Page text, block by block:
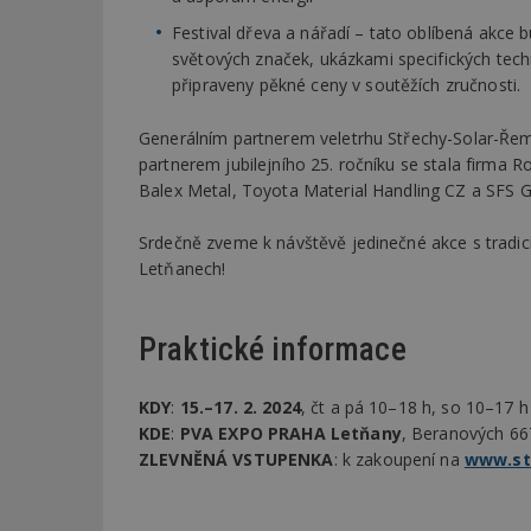
Festival dřeva a nářadí – tato oblíbená akce
světových značek, ukázkami specifických
připraveny pěkné ceny v soutěžích zručnosti.
Generálním partnerem veletrhu Střechy-Solar-
partnerem jubilejního 25. ročníku se stala firma
Balex Metal, Toyota Material Handling CZ a SFS
Srdečně zveme k návštěvě jedinečné akce s
Letňanech!
Praktické informace
KDY: 15.–17. 2. 2024, čt a pá 10–18 h, so 10–17 h
KDE: PVA EXPO PRAHA Letňany, Beranových
ZLEVNĚNÁ VSTUPENKA: k zakoupení na
Název
Provider
/
Doména
_gid
Google
LLC
.estav.cz
_ga
Google
.estav.cz
Název
CMID
TDID
test_cookie
Název
mobile
Název
tu
Gdyn
ui
C
bm2uu